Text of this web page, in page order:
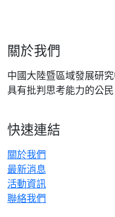
關於我們
中國大陸暨區域發展研
具有批判思考能力的公民
快速連結
關於我們
最新消息
活動資訊
聯絡我們